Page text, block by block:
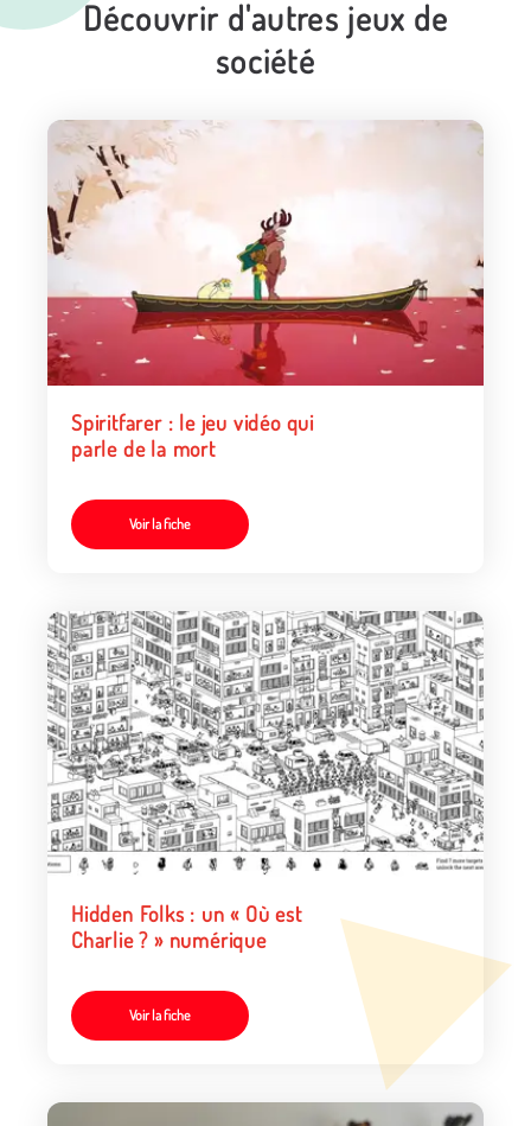
Découvrir d'autres jeux de
société
Spiritfarer : le jeu vidéo qui
parle de la mort
Voir la fiche
Hidden Folks : un « Où est
Charlie ? » numérique
Voir la fiche